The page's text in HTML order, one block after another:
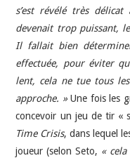
s’est révélé très
devenait trop puissant,
Il fallait bien
effectuée, pour éviter
lent, cela ne tue tous
approche. »Une fois les
concevoir un jeu de tir «
Time Crisis, dans lequel
joueur (selon Seto, «